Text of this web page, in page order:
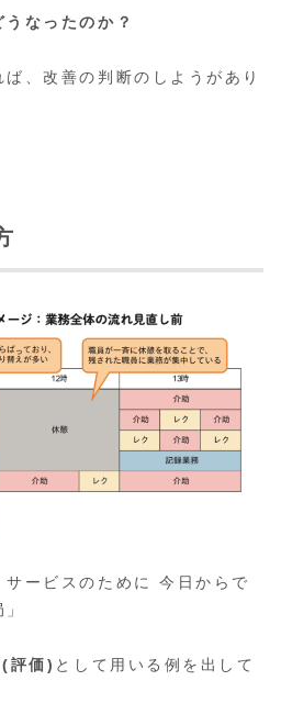
なったのか？
、改善の判断のしようがあり
サービスのために 今日からで
評価) として用いる例を出して